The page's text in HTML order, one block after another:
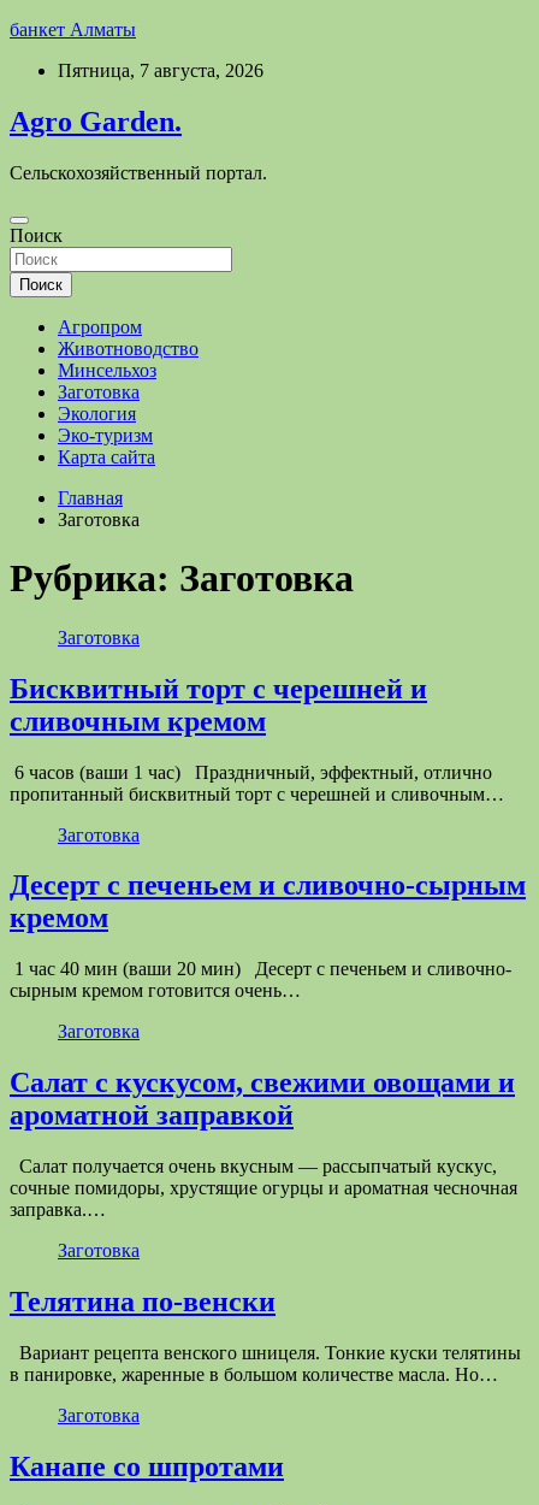
банкет Алматы
Перейти
содержимому
Пятница, 7 августа, 2026
Agro Garden.
Сельскохозяйственный портал.
Поиск
Поиск
Агропром
Животноводство
Минсельхоз
Заготовка
Экология
Эко-туризм
Карта сайта
Главная
Заготовка
Рубрика: Заготовка
Заготовка
Бисквитный торт с черешней и
сливочным кремом
6 часов (ваши 1 час) Праздничный, эффектный, отлично
пропитанный бисквитный торт с черешней и сливочным…
Заготовка
Десерт с печеньем и сливочно-сырным
кремом
1 час 40 мин (ваши 20 мин) Десерт с печеньем и сливочно-
сырным кремом готовится очень…
Заготовка
Салат с кускусом, свежими овощами и
ароматной заправкой
Салат получается очень вкусным — рассыпчатый кускус,
сочные помидоры, хрустящие огурцы и ароматная чесночная
заправка.…
Заготовка
Телятина по-венски
Вариант рецепта венского шницеля. Тонкие куски телятины
в панировке, жаренные в большом количестве масла. Но…
Заготовка
Канапе со шпротами